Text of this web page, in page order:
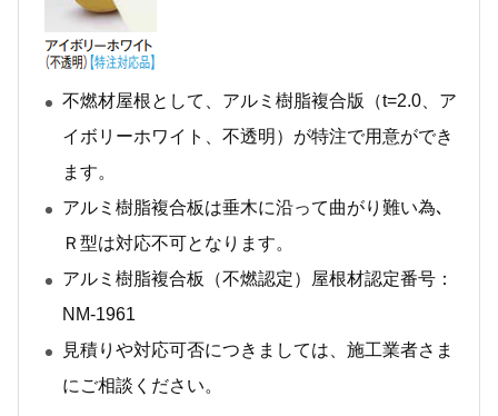
不燃材屋根として、アルミ樹脂複合版（t=2.0、ア
イボリーホワイト、不透明）が特注で用意ができ
ます。
アルミ樹脂複合板は垂木に沿って曲がり難い為､
Ｒ型は対応不可となります。
アルミ樹脂複合板（不燃認定）屋根材認定番号：
NM-1961
見積りや対応可否につきましては、施工業者さま
にご相談ください。